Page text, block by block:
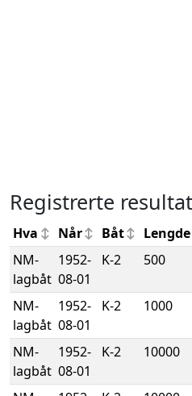
Registrerte
Hva Når Båt Lengde
NM-
lagbåt
1952-
08-01
K-2 500
NM-
lagbåt
1952-
08-01
K-2 1000
NM-
lagbåt
1952-
08-01
K-2 10000